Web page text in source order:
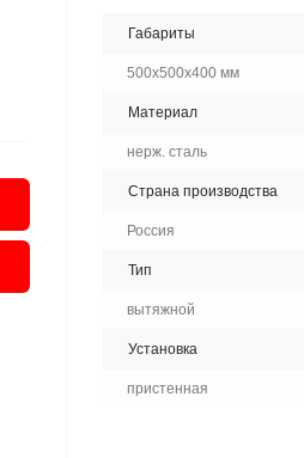
Габариты
500х500х400 мм
Материал
нерж. сталь
Страна производства
Россия
Тип
вытяжной
Установка
пристенная